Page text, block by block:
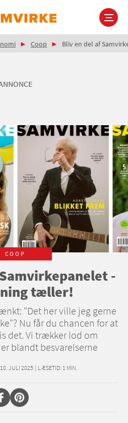
Coop Bliv en del af
COOP
-
tæller!
"Det her ville jeg gerne
Nu får du chancen for at
det. Vi trækker lod om
blandt besvarelserne
10. JULI 2025 | LÆSETID: 1 MIN.